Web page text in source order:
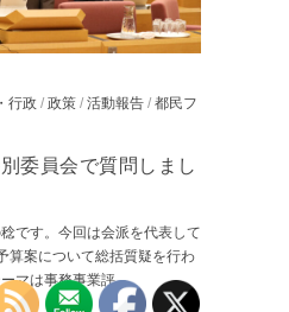
行政 / 政策 / 活動報告 / 都民フ
委員会で質問しまし
です。今回は会派を代表して
算案について総括質疑を行わ
マは事務事業評...